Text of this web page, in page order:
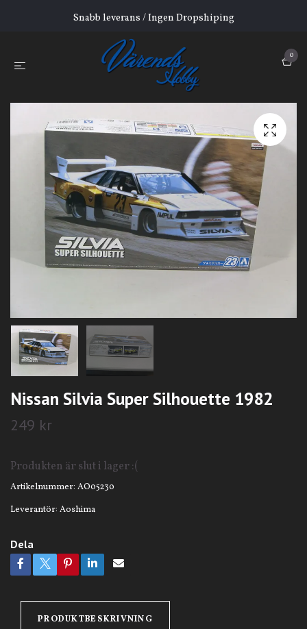
Snabb leverans / Ingen Dropshiping
0
Nissan Silvia Super Silhouette 1982
249 kr
Produkten är slut i lager :(
Artikelnummer: AO05230
Leverantör: Aoshima
Dela
PRODUKTBESKRIVNING